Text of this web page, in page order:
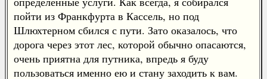
пойти из Франкфурта в Кассель, но под
Шлюхтерном сбился с пути. Зато оказалось, что
дорога через этот лес, которой обычно опасаются,
очень приятна для путника, впредь я буду
пользоваться именно ею и стану заходить к вам.